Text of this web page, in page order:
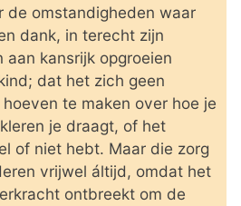
de omstandigheden waar
dank, in terecht zijn
aan kansrijk opgroeien
dat het zich geen
te maken over hoe je
je draagt, of het
of niet hebt. Maar die zorg
vrijwel áltijd, omdat het
ontbreekt om de